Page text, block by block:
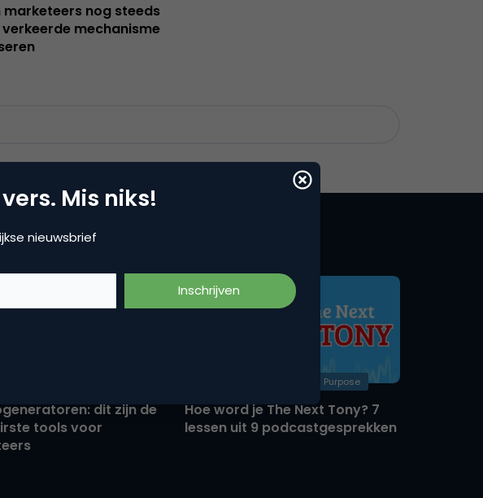
nog steeds
mechanisme
partners
dit zijn de
tools voor
Brand Positioning & Brand Purpose
Hoe word je The Next Tony? 7
lessen uit 9 podcastgesprekken
Mis niks!
nieuwsbrief